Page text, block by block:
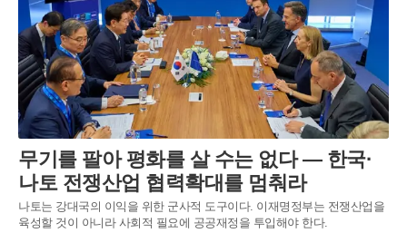
무기를 팔아 평화를 살 수는 없다 — 한국·
나토 전쟁산업 협력확대를 멈춰라
나토는 강대국의 이익을 위한 군사적 도구이다. 이재명정부는 전쟁산업을
육성할 것이 아니라 사회적 필요에 공공재정을 투입해야 한다.